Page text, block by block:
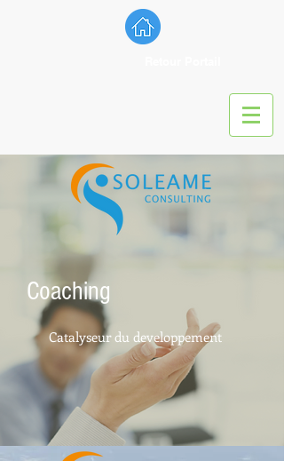
Coaching
Catalyseur du developpement